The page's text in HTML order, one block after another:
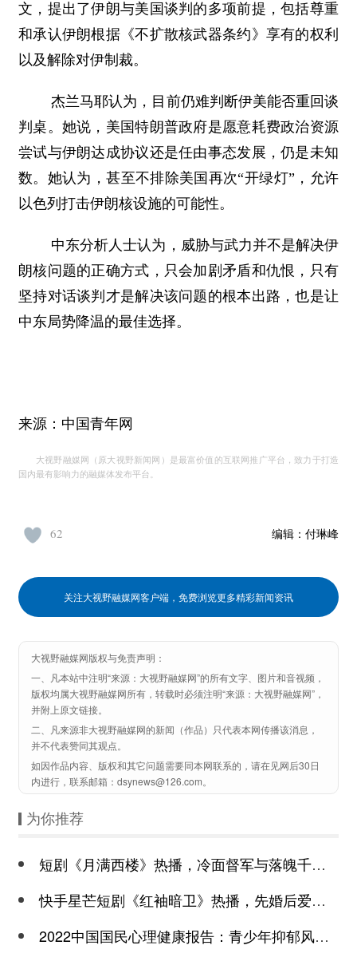
文，提出了伊朗与美国谈判的多项前提，包括尊重
和承认伊朗根据《不扩散核武器条约》享有的权利
以及解除对伊制裁。
杰兰马耶认为，目前仍难判断伊美能否重回谈
判桌。她说，美国特朗普政府是愿意耗费政治资源
尝试与伊朗达成协议还是任由事态发展，仍是未知
数。她认为，甚至不排除美国再次“开绿灯”，允许
以色列打击伊朗核设施的可能性。
中东分析人士认为，威胁与武力并不是解决伊
朗核问题的正确方式，只会加剧矛盾和仇恨，只有
坚持对话谈判才是解决该问题的根本出路，也是让
中东局势降温的最佳选择。
来源：中国青年网
大视野融媒网（原大视野新闻网）是最富价值的互联网推广平台，致力于打造
国内最有影响力的融媒体发布平台。
编辑： 付琳峰
62
关注大视野融媒网客户端，免费浏览更多精彩新闻资讯
大视野融媒网版权与免责声明：
一、凡本站中注明“来源：大视野融媒网”的所有文字、图片和音视频，
版权均属大视野融媒网所有，转载时必须注明“来源：大视野融媒网”，
并附上原文链接。
二、凡来源非大视野融媒网的新闻（作品）只代表本网传播该消息，
并不代表赞同其观点。
如因作品内容、版权和其它问题需要同本网联系的，请在见网后30日
内进行，联系邮箱：dsynews@126.com。
为你推荐
短剧《月满西楼》热播，冷面督军与落魄千金谱写民国传奇
快手星芒短剧《红袖暗卫》热播，先婚后爱诠释别样浪漫
2022中国国民心理健康报告：青少年抑郁风险高于成年